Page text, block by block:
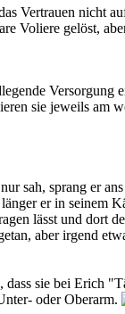
Vertrauen nicht
Voliere gelöst,
Versorgung
sie jeweils am
sah, sprang er
er in seinem
lässt und dort
aber irgend
sie bei Erich
oder Oberarm.